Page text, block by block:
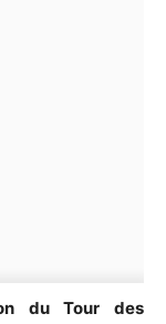
du Tour des